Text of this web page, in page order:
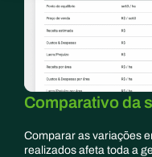
Comparativo da
Comparar as variações
realizados afeta toda a